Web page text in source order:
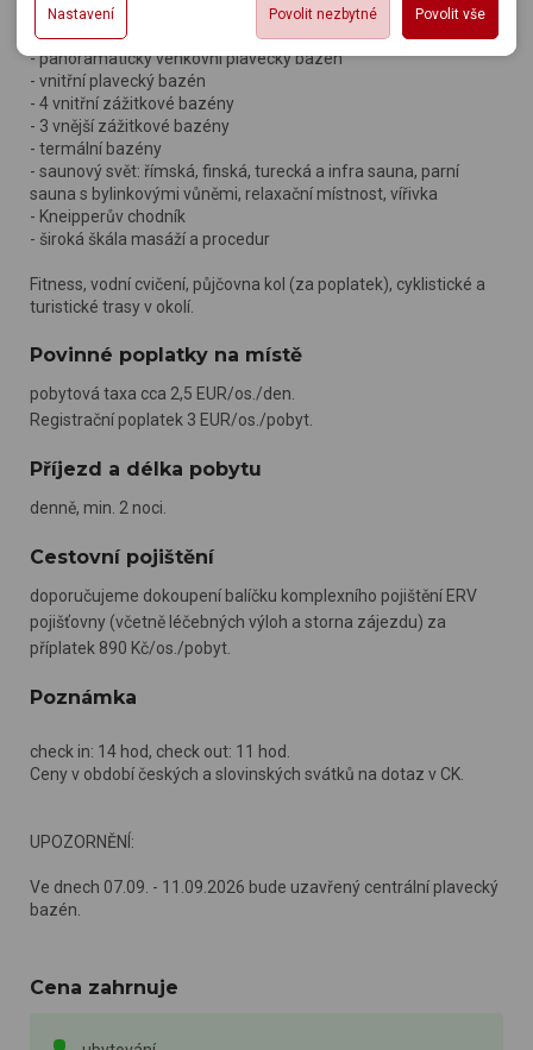
Hotelové wellness centrum a Římské lázně se rozprostírají na
ploše cca 450 m2:
- panoramatický venkovní plavecký bazén
- vnitřní plavecký bazén
- 4 vnitřní zážitkové bazény
- 3 vnější zážitkové bazény
- termální bazény
- saunový svět: římská, finská, turecká a infra sauna, parní
sauna s bylinkovými vůněmi, relaxační místnost, vířivka
- Kneipperův chodník
- široká škála masáží a procedur
Fitness, vodní cvičení, půjčovna kol (za poplatek), cyklistické a
turistické trasy v okolí.
Povinné poplatky na místě
pobytová taxa cca 2,5 EUR/os./den.
Registrační poplatek 3 EUR/os./pobyt.
Příjezd a délka pobytu
denně, min. 2 noci.
Cestovní pojištění
doporučujeme dokoupení balíčku komplexního pojištění ERV
pojišťovny (včetně léčebných výloh a storna zájezdu) za
příplatek 890 Kč/os./pobyt.
Poznámka
check in: 14 hod, check out: 11 hod.
Ceny v období českých a slovinských svátků na dotaz v CK.
UPOZORNĚNÍ:
Ve dnech 07.09. - 11.09.2026 bude uzavřený centrální plavecký
bazén.
Cena zahrnuje
Nastavení Povolit vše
Povolit nezbytné
možnost analýzy výkonu a optimalizace našeho webu.
může dojít mj. k zobrazování informací neodpovídající Vaším
potřebám, méně užitečné nabídce či doporučení.
Reklamní cookies používáme my nebo třetí strana k
zobrazování relevantní reklamy nebo obsahu jak na našem
webu, tak na webech třetích stran. Díky tomu máme možnost
vytvářet profily založené na Vašich zájmech. Na základě
těchto informací není zpravidla možná bezprostřední
identifikace uživatele. Bez vyjádření souhlasu, nedojde k
zobrazování obsahu a reklam přizpůsobených Vašim
zájmům.